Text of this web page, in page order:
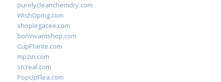
purelycleanchemdry.com
WishOping.com
shoplegacee.com
bonvivantshop.com
CupPlante.com
mpzin.com
stcreal.com
PopUpFlea.com